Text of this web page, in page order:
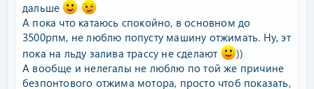
дальше
А пока что катаюсь спокойно, в основном до
3500рпм, не люблю попусту машину отжимать. Ну, эт
пока на льду залива трассу не сделают
))
А вообще и нелегалы не люблю по той же причине
безпонтового отжима мотора, просто чтоб показать,